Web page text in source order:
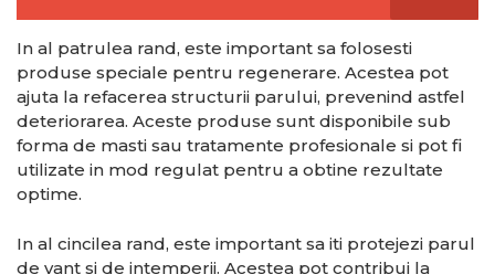
In al patrulea rand, este important sa folosesti
produse speciale pentru regenerare. Acestea pot
ajuta la refacerea structurii parului, prevenind astfel
deteriorarea. Aceste produse sunt disponibile sub
forma de masti sau tratamente profesionale si pot fi
utilizate in mod regulat pentru a obtine rezultate
optime.
In al cincilea rand, este important sa iti protejezi parul
de vant si de intemperii. Acestea pot contribui la